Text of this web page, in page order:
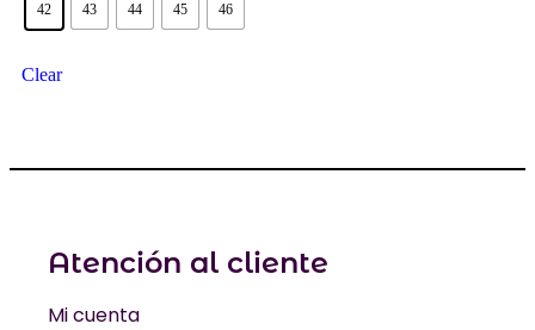
42 43 44 45 46
Clear
Atención al cliente
Mi cuenta